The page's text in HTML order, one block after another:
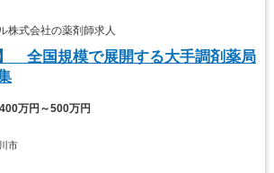
式会社の薬剤師求人
】 全国規模で展開する大手調剤薬局
400万円～500万円
市